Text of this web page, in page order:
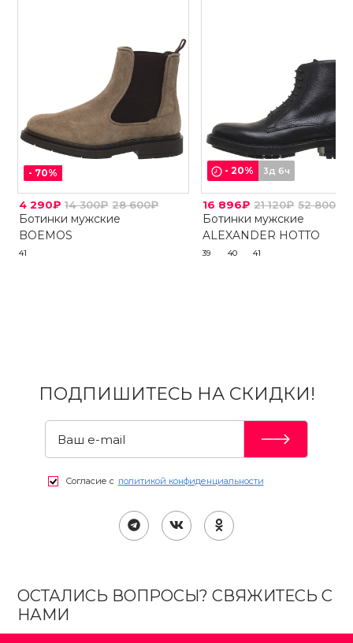
- 70%
4 290₽ 14 300₽ 28 600₽
Ботинки мужские
BOEMOS
41
-20% 3д 6ч
16 896₽ 21 120₽ 52 800₽
Ботинки мужские
ALEXANDER HOTTO
39 40 41
ПОДПИШИТЕСЬ НА СКИДКИ!
Согласие с политикой конфиденциальности
ОСТАЛИСЬ ВОПРОСЫ? СВЯЖИТЕСЬ С
НАМИ